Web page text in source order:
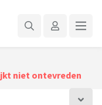
niet ontevreden